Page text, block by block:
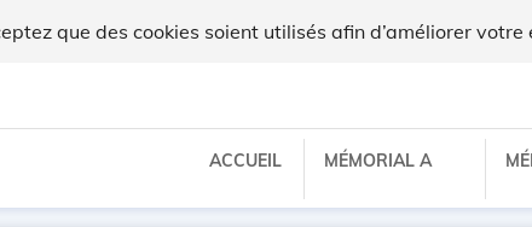
que des cookies soient utilisés afin d’améliorer
ACCUEIL MÉMORIAL A